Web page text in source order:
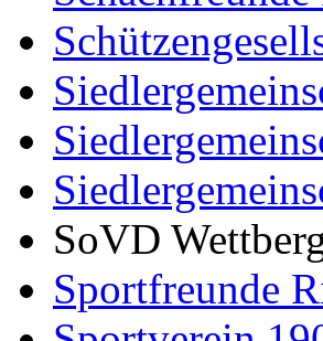
SoVD
Sportfreunde